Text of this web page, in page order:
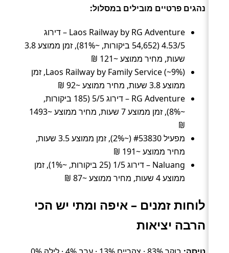
נהגים פרטיים מובילים במסלול:
Laos Railway by RG Adventure – דירוג
4.53/5 (54,652 ביקורות, ~81%), זמן ממוצע 3.8
שעות, מחיר ממוצע ~121 ₪
Laos Railway by Family Service (~9%), זמן
ממוצע 3.8 שעות, מחיר ממוצע ~92 ₪
RG Adventure – דירוג 5/5 (185 ביקורות,
~8%), זמן ממוצע 7 שעות, מחיר ממוצע ~1493
₪
מפעיל #53830 (~2%), זמן ממוצע 3.5 שעות,
מחיר ממוצע ~191 ₪
Naluang – דירוג 1/5 (25 ביקורות, ~1%), זמן
ממוצע 4 שעות, מחיר ממוצע ~87 ₪
לוחות זמנים – איפה ומתי יש הכי
הרבה יציאות